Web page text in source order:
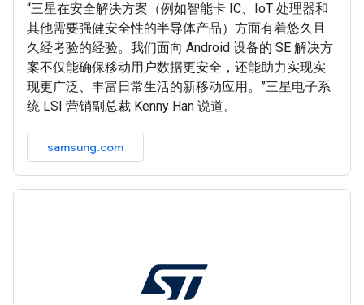
“三星在安全解决方案（例如智能卡 IC、IoT 处理器和
其他需要强健安全性的半导体产品）方面有着悠久且
久经考验的经验。我们面向 Android 设备的 SE 解决方
案不仅能确保移动用户数据更安全，还能助力实现实
现更广泛、丰富日常生活的新移动应用。”三星电子系
统 LSI 营销副总裁 Kenny Han 说道。
samsung.com